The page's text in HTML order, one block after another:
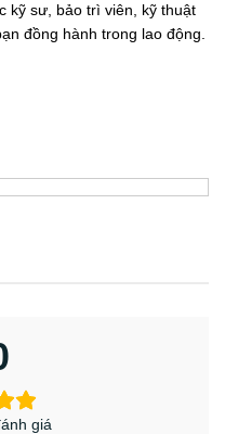
kỹ sư, bảo trì viên, kỹ thuật
đồng hành trong lao động.
giá